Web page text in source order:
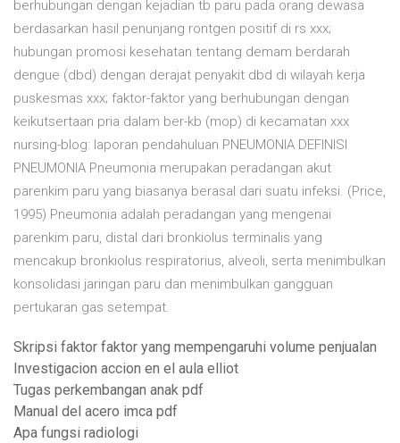
berhubungan dengan kejadian tb paru pada orang dewasa
berdasarkan hasil penunjang rontgen positif di rs xxx;
hubungan promosi kesehatan tentang demam berdarah
dengue (dbd) dengan derajat penyakit dbd di wilayah kerja
puskesmas xxx; faktor-faktor yang berhubungan dengan
keikutsertaan pria dalam ber-kb (mop) di kecamatan xxx
nursing-blog: laporan pendahuluan PNEUMONIA DEFINISI
PNEUMONIA Pneumonia merupakan peradangan akut
parenkim paru yang biasanya berasal dari suatu infeksi. (Price,
1995) Pneumonia adalah peradangan yang mengenai
parenkim paru, distal dari bronkiolus terminalis yang
mencakup bronkiolus respiratorius, alveoli, serta menimbulkan
konsolidasi jaringan paru dan menimbulkan gangguan
pertukaran gas setempat.
Skripsi faktor faktor yang mempengaruhi volume penjualan
Investigacion accion en el aula elliot
Tugas perkembangan anak pdf
Manual del acero imca pdf
Apa fungsi radiologi